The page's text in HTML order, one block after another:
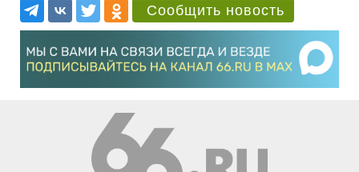
Сообщить новость